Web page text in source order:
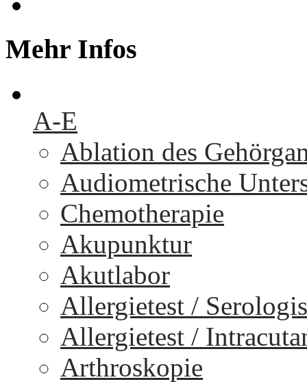
Mehr Infos
A-E
Ablation des
Audiometrische
Chemotherapie
Akupunktur
Akutlabor
Allergietest /
Allergietest /
Arthroskopie